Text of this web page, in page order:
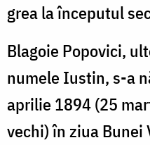
grea la începutul
Blagoie Popovici,
numele Iustin, s-a
aprilie 1894 (25
vechi) în ziua Bunei